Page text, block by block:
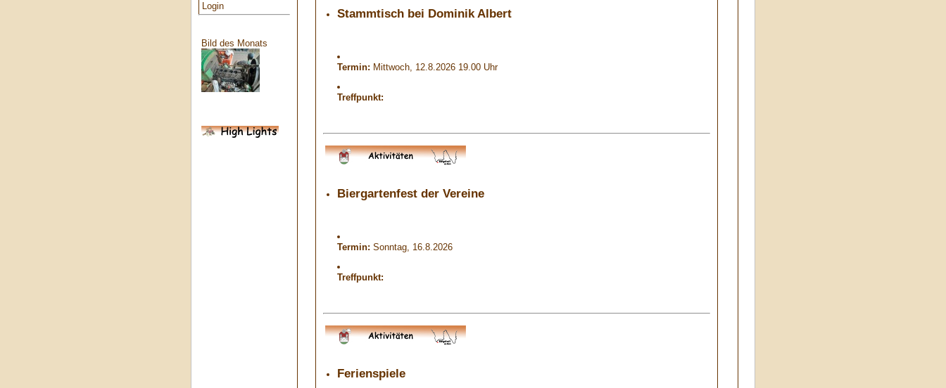
Login
Bild des Monats
Stammtisch bei Dominik Albert
Termin: Mittwoch, 12.8.2026 19.00 Uhr
Treffpunkt:
Biergartenfest der Vereine
Termin: Sonntag, 16.8.2026
Treffpunkt:
Ferienspiele